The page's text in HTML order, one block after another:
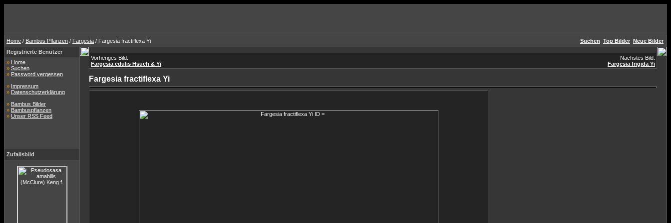
Home / Bambus Pflanzen / Fargesia / Fargesia fractiflexa Yi Suchen Top Bilder Neue Bilder
Registrierte Benutzer
» Home
» Suchen
» Password vergessen
» Impressum
» Datenschutzerklärung
» Bambus Bilder
» Bambuspflanzen
» Unser RSS Feed
Zufallsbild
Vorheriges Bild:
Fargesia edulis Hsueh & Yi
Nächstes Bild:
Fargesia frigida Yi
Fargesia fractiflexa Yi